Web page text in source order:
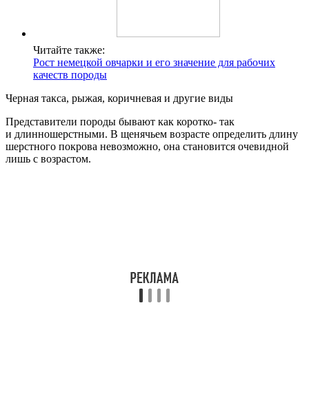
Читайте также:
Рост немецкой овчарки и его значение для рабочих
качеств породы
Черная такса, рыжая, коричневая и другие виды
Представители породы бывают как коротко- так
и длинношерстными. В щенячьем возрасте определить длину
шерстного покрова невозможно, она становится очевидной
лишь с возрастом.